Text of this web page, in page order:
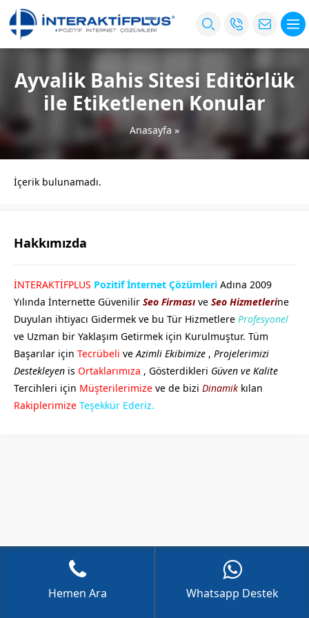
Ayvalik Bahis Sitesi Editörlük
ile Etiketlenen Konular
Anasayfa »
İçerik bulunamadı.
Hakkımızda
İNTERAKTİFPLUS Pozitif İnternet Çözümleri Adına 2009
Yılında İnternette Güvenilir Seo Firması ve Seo Hizmetlerine
Duyulan ihtiyacı Gidermek ve bu Tür Hizmetlere Profesyonel
ve Uzman bir Yaklaşım Getirmek için Kurulmuştur. Tüm
Başarılar için Tecrübeli veAzimli Ekibimize , Projelerimizi
Destekleyen is Ortaklarımıza , Gösterdikleri Güven ve Kalite
Tercihleri için Müşterilerimize ve de bizi Dinamik kılan
Rakiplerimize Teşekkür Ederiz.
GÖKHAN GÖKMEN
Hemen Ara Whatsapp Destek